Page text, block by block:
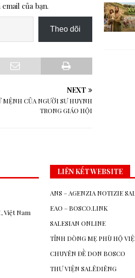
của bạn.
Theo dõi
NEXT
MỆNH CỦA NGƯỜI SƯ HUYNH
TRONG GIÁO HỘI
Việt Nam
LIÊN KẾT WEBSITE
ANS – AGENZIA NOTIZIE
EAO – BOSCO.LINK
SALESIAN ONLINE
TỈNH DÒNG MẸ PHÙ HỘ
CHUYÊN ĐỀ DON BOSCO
THƯ VIỆN SALÊDIÊNG